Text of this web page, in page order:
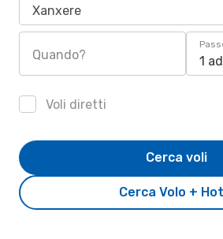
Xanxere
Quando? 1
Voli diretti
Cerca Volo +
Cerca voli